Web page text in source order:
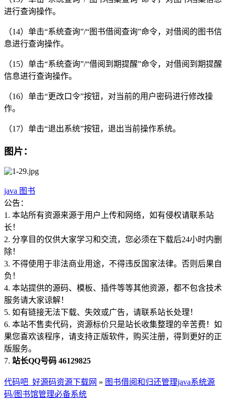
进行查询操作。
（14）单击“系统查询”/“图书借阅查询”命令，对借阅的图书信
息进行查询操作。
（15）单击“系统查询”/“借阅到期提醒”命令，对借阅到期提醒
信息进行查询操作。
（16）单击“更改口令”按钮，对当前的用户密码进行修改操
作。
（17）单击“退出系统”按钮，退出当前操作系统。
图片：
java 图书
公告：
1. 本站所有资源来源于用户上传和网络，如有侵权请联系站
长！
2. 分享目的仅供大家学习和交流，您必须在下载后24小时内删
除！
3. 不得使用于非法商业用途，不得违反国家法律。否则后果自
负！
4. 本站提供的源码、模板、插件等等其他资源，都不包含技术
服务请大家谅解！
5. 如有链接无法下载、失效或广告，请联系站长处理！
6. 本站不售卖代码，资源标价只是站长收集整理的辛苦费！如
果您喜欢该程序，请支持正版软件，购买注册，得到更好的正
版服务。
7. 站长QQ号码 46129825
代码吧_好源码资源下载网 » 图书借阅和归还管理java系统源
码/图书馆管理必备系统